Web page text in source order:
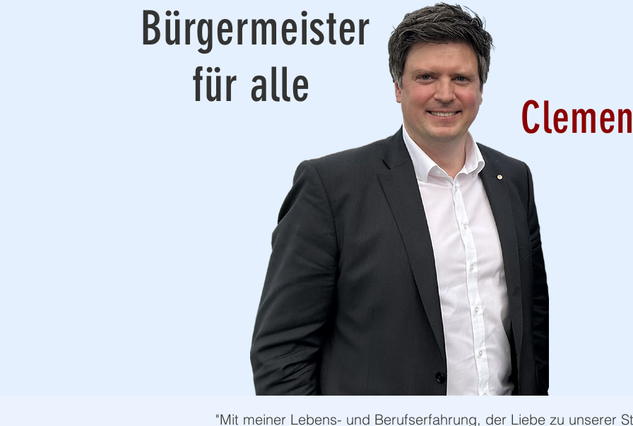
Bürgermeister
für alle
"Mit meiner Lebens- und Berufserfahrung, der Liebe zu unserer